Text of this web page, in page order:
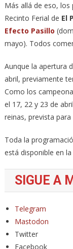
Más allá de eso,
Recinto Ferial de El
Efecto Pasillo
mayo). Todos
Aunque la apertura
abril, previamente
Como los
el 17, 22 y 23 de
reinas, prevista
Toda la
está disponible en
SIGUE A
Telegram
Mastodon
Twitter
Facebook